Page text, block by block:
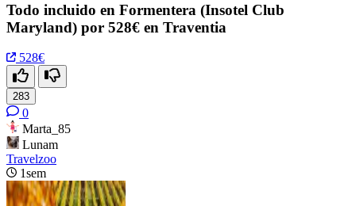
Todo incluido en Formentera (Insotel Club
Maryland) por 528€ en Traventia
528€
283
0
Marta_85
Lunam
Travelzoo
1sem